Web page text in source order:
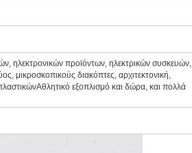
ηλεκτρονικών προϊόντων, ηλεκτρικών συσκευών,
μικροσκοπικούς διακόπτες, αρχιτεκτονική,
εξοπλισμό και δώρα, και πολλά